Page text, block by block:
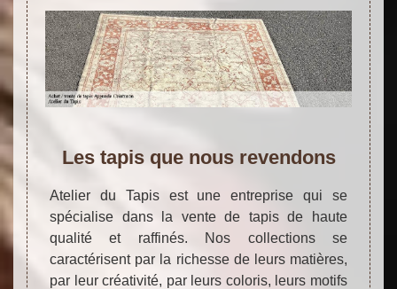
Les tapis que nous revendons
Atelier du Tapis est une entreprise qui se
spécialise dans la vente de tapis de haute
qualité et raffinés. Nos collections se
caractérisent par la richesse de leurs matières,
par leur créativité, par leurs coloris, leurs motifs